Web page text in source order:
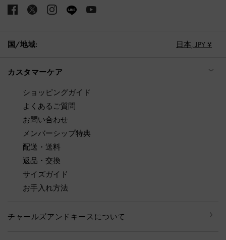
国/地域: 日本, JPY ¥
カスタマーケア
ショッピングガイド
よくあるご質問
お問い合わせ
メンバーシップ特典
配送・送料
返品・交換
サイズガイド
お手入れ方法
チャールズアンドキースについて